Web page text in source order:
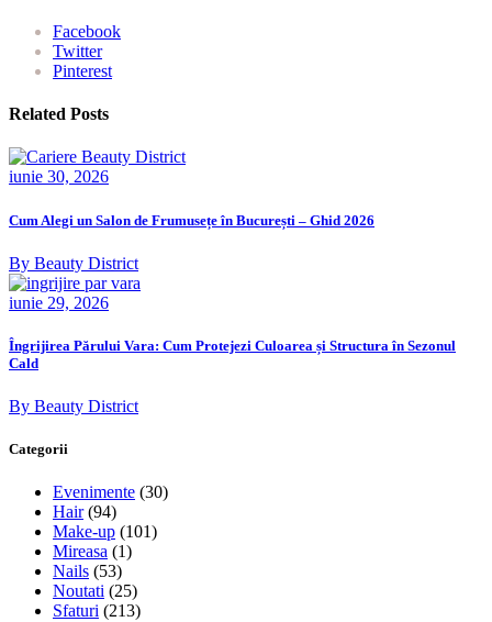
Facebook
Twitter
Pinterest
Related Posts
iunie 30, 2026
Cum Alegi un Salon de Frumusețe în București – Ghid 2026
By Beauty District
iunie 29, 2026
Îngrijirea Părului Vara: Cum Protejezi Culoarea și Structura în Sezonul
Cald
By Beauty District
Categorii
Evenimente (30)
Hair(94)
Make-up (101)
Mireasa (1)
Nails (53)
Noutati (25)
Sfaturi (213)